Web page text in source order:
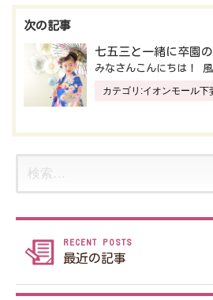
ー
カテゴリ:イオンモール下妻 風の
最近の記事